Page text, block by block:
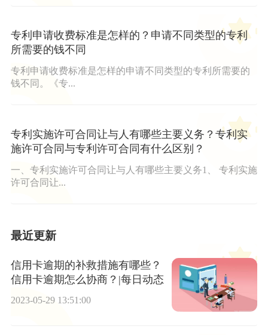
专利申请收费标准是怎样的？申请不同类型的专利
所需要的钱不同
专利申请收费标准是怎样的申请不同类型的专利所需要的
钱不同。《专...
专利实施许可合同让与人有哪些主要义务？专利实
施许可合同与专利许可合同有什么区别？
一、专利实施许可合同让与人有哪些主要义务1、 专利实施
许可合同让...
最近更新
信用卡逾期的补救措施有哪些？
信用卡逾期怎么协商？|每日动态
2023-05-29 13:51:00